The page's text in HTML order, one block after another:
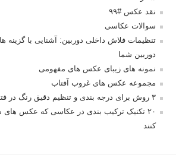
نقد عکس #۹۹
سوالات عکاسی
تنظیمات فلاش داخلی دوربین: آشنایی با گزینه
دوربین شما
نمونه های زیبای عکس های مفهومی
مجموعه عکس های غروب آفتاب
۳ روش برای درجه بندی و تنظیم دقیق رنگ در فتوشاپ
۲۰ تکنیک ترکیب بندی در عکاسی که عکس های
کنند